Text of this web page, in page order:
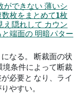
ができない 薄いシ
枚をまとめて1枚
え隠れして カウン
端面の 明暗パター
なる。 断裁面の状
境条件によって断裁
必要と なり、ライ
やすい。